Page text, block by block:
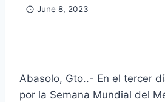
June 8, 2023
Abasolo, Gto..- En el tercer
por la Semana Mundial del